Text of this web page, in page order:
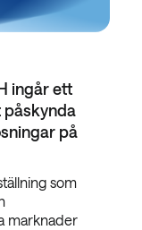
ingår ett
på
som
marknader